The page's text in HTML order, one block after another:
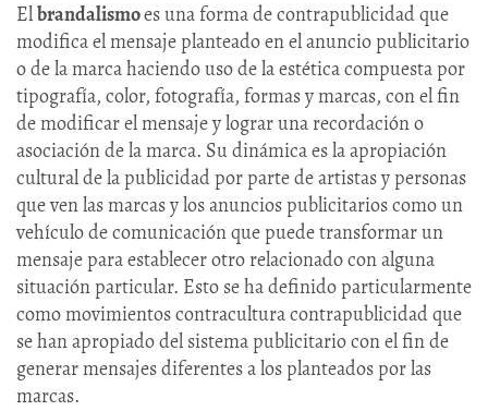
Elbrandalismoes una forma de contrapublicidad que
modifica el mensaje planteado en el anuncio publicitario
o de la marca haciendo uso de la estética compuesta por
tipografía, color, fotografía, formas y marcas, con el fin
de modificar el mensaje y lograr una recordación o
asociación de la marca. Su dinámica es la apropiación
cultural de la publicidad por parte de artistas y personas
que ven las marcas y los anuncios publicitarios como un
vehículo de comunicación que puede transformar un
mensaje para establecer otro relacionado con alguna
situación particular. Esto se ha definido particularmente
como movimientos contracultura contrapublicidad que
se han apropiado del sistema publicitario con el fin de
generar mensajes diferentes a los planteados por las
marcas.